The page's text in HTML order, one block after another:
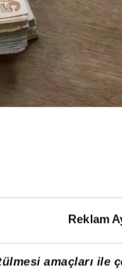
Reklam
amaçları ile
TABLOSU
verilere göre
olarak